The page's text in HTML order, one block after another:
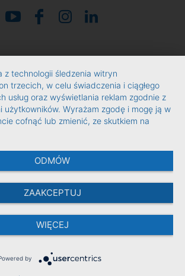
z technologii śledzenia witryn
trzecich, w celu świadczenia i ciągłego
usług oraz wyświetlania reklam zgodnie z
użytkowników. Wyrażam zgodę i mogę ją w
cofnąć lub zmienić, ze skutkiem na
ODMÓW
ZAAKCEPTUJ
WIĘCEJ
by